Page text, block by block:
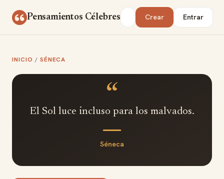
Pensamientos Célebres Buscar Crear Entrar
INICIO / SÉNECA
“
El Sol luce incluso para los malvados.
Séneca